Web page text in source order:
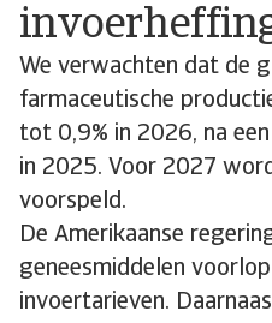
We verwachten dat de
farmaceutische
tot 0,9% in 2026, na
in 2025. Voor 2027
voorspeld.
De Amerikaanse
geneesmiddelen
invoertarieven.